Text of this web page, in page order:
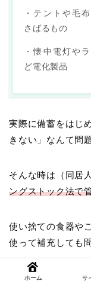
・テントや毛
さばるもの
・懐中電灯や
ど電化製品
実際に備蓄をはじ
きない」なんて問
そんな時は（同居
ングストック法で
使い捨ての食器や
使って補充しても
逆に、緊急用トイ
ホーム サ